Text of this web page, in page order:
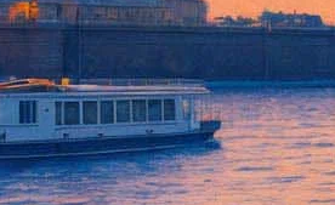
По официальному заявлению
Организаторы концертов не имеют
На официальном сайте группы
Soundgarden.